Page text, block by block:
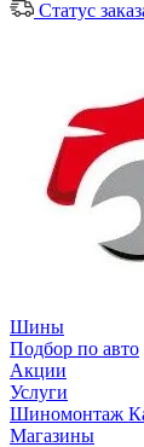
Статус
Шины
Подбор по авто
Акции
Услуги
Шиномонтаж
Магазины